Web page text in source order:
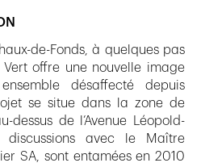
de-Fonds, à quelques pas
offre une nouvelle image
désaffecté depuis
se situe dans la zone de
dessus de l’Avenue Léopold-
discussions avec le Maître
SA, sont entamées en 2010